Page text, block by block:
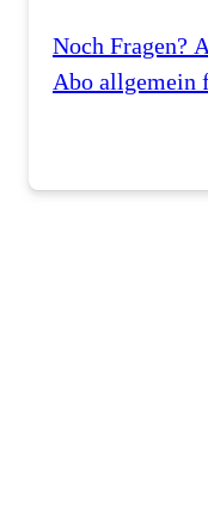
Noch Fragen?
Abo allgemein